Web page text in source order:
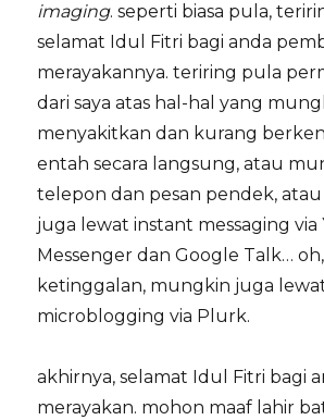
imaging. seperti biasa pula,
selamat Idul Fitri bagi anda
merayakannya. teriring pula
dari saya atas hal-hal yang
menyakitkan dan kurang
entah secara langsung, atau
telepon dan pesan pendek,
juga lewat instant messaging via
Messenger dan Google Talk…
ketinggalan, mungkin juga
microblogging via Plurk.
akhirnya, selamat Idul Fitri bagi
merayakan. mohon maaf lahir